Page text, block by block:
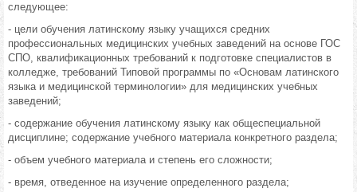
следующее:
- цели обучения латинскому языку учащихся средних
профессиональных медицинских учебных заведений на основе ГОС
СПО, квалификационных требований к подготовке специалистов в
колледже, требований Типовой программы по «Основам латинского
языка и медицинской терминологии» для медицинских учебных
заведений;
- содержание обучения латинскому языку как общеспециальной
дисциплине; содержание учебного материала конкретного раздела;
- объем учебного материала и степень его сложности;
- время, отведенное на изучение определенного раздела;